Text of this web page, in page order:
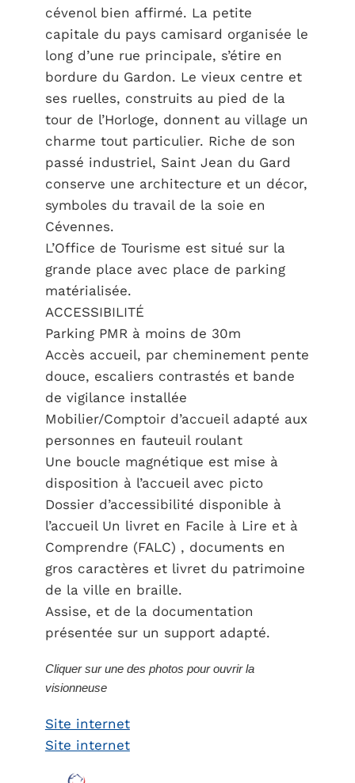
cévenol bien affirmé. La petite
capitale du pays camisard organisée le
long d’une rue principale, s’étire en
bordure du Gardon. Le vieux centre et
ses ruelles, construits au pied de la
tour de l’Horloge, donnent au village un
charme tout particulier. Riche de son
passé industriel, Saint Jean du Gard
conserve une architecture et un décor,
symboles du travail de la soie en
Cévennes.
L’Office de Tourisme est situé sur la
grande place avec place de parking
matérialisée.
ACCESSIBILITÉ
Parking PMR à moins de 30m
Accès accueil, par cheminement pente
douce, escaliers contrastés et bande
de vigilance installée
Mobilier/Comptoir d’accueil adapté aux
personnes en fauteuil roulant
Une boucle magnétique est mise à
disposition à l’accueil avec picto
Dossier d’accessibilité disponible à
l’accueil Un livret en Facile à Lire et à
Comprendre (FALC) , documents en
gros caractères et livret du patrimoine
de la ville en braille.
Assise, et de la documentation
présentée sur un support adapté.
Cliquer sur une des photos pour ouvrir la
visionneuse
Site internet
Site internet